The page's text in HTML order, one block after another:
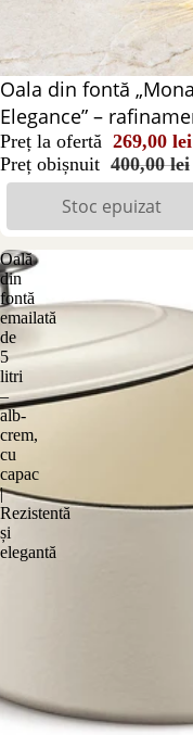
Stoc epuizat
Oala din fontă
Elegance” –
performanță în
24 cm
Preț la ofertă 269,00 lei
Preț obișnuit 400,00 lei
Stoc epuizat
Oală
din
fontă
emailată
de
5
litri
–
alb-
crem,
cu
capac
|
Rezistentă
și
elegantă